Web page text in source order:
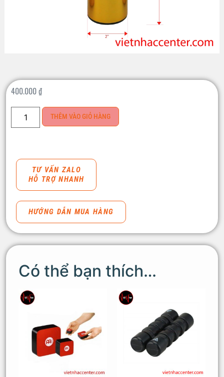
400.000₫
THÊM VÀO GIỎ HÀNG
TƯ VẤN ZALO
HỖ TRỢ NHANH
HƯỚNG DẪN MUA HÀNG
Có thể bạn thích…